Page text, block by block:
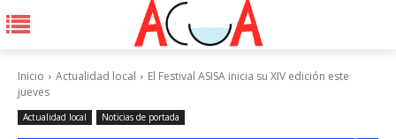
Inicio Actualidad local
El Festival ASISA inicia su XIV edición este
jueves
Actualidad local Noticias de portada